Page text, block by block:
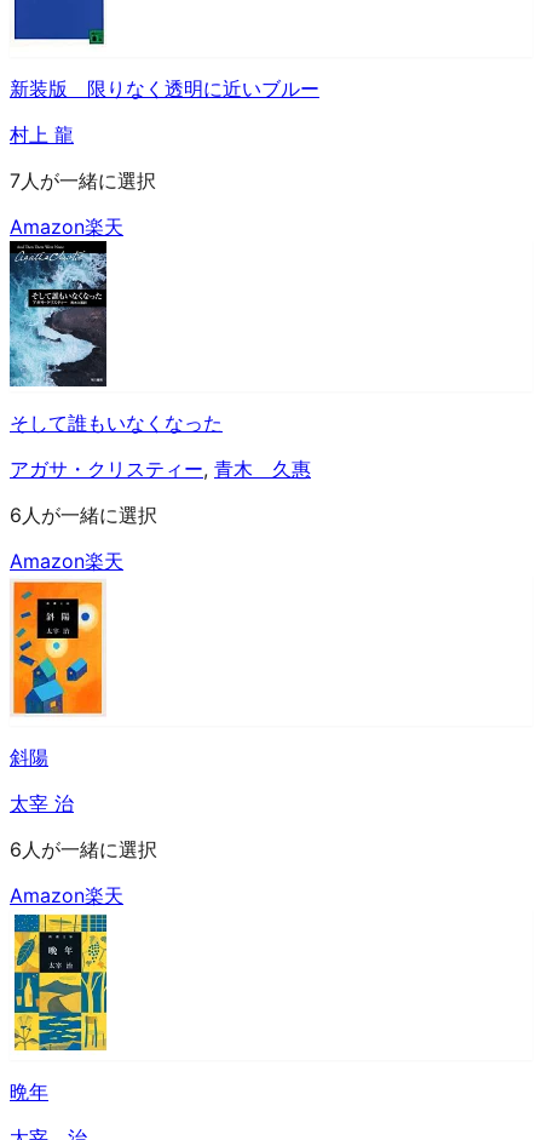
新装版 限りなく透明に近いブルー
村上 龍
7人が一緒に選択
Amazon楽天
そして誰もいなくなった
アガサ・クリスティー, 青木 久惠
6人が一緒に選択
Amazon楽天
斜陽
太宰 治
6人が一緒に選択
Amazon楽天
晩年